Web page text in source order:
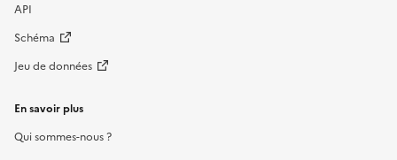
API
Schéma
Jeu de données
En savoir plus
Qui sommes-nous ?